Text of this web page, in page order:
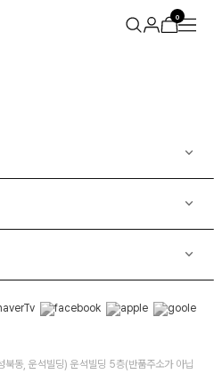
0
동, 운석빌딩) 운석빌딩 5층(반품주소가 아닙